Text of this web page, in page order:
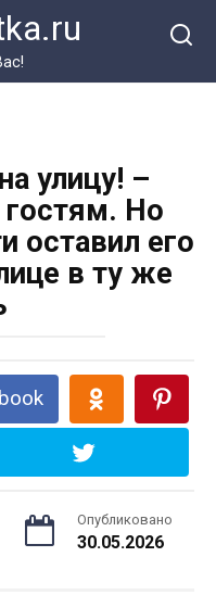
улицу! –
Но
оставил его
в ту же
Опубликовано
30.05.2026